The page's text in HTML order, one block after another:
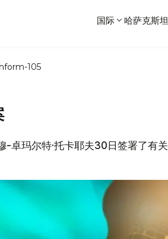
国际 哈萨克斯坦
105
卓玛尔特·托卡耶夫30日签署了有关